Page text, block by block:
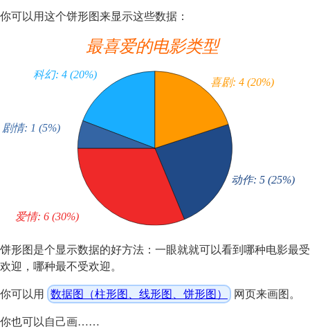
你可以用这个饼形图来显示这些数据：
饼形图是个显示数据的好方法：一眼就就可以看到哪种电影最受
欢迎，哪种最不受欢迎。
你可以用 数据图（柱形图、线形图、饼形图） 网页来画图。
你也可以自己画……